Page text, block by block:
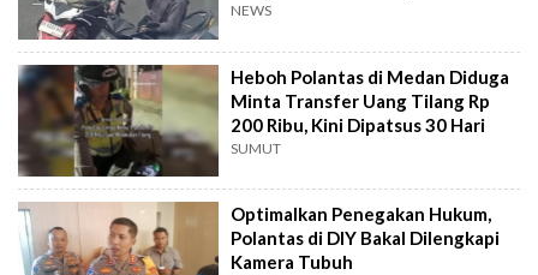
NEWS
Heboh Polantas di Medan Diduga
Minta Transfer Uang Tilang Rp
200 Ribu, Kini Dipatsus 30 Hari
SUMUT
Optimalkan Penegakan Hukum,
Polantas di DIY Bakal Dilengkapi
Kamera Tubuh